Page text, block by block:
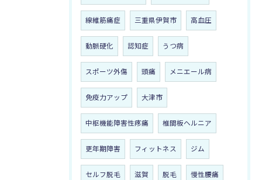
線維筋痛症 三重県伊賀市 高血圧
動脈硬化 認知症 うつ病
スポーツ外傷 頭痛 メニエール病
免疫力アップ 大津市
中枢機能障害性疼痛 椎間板ヘルニア
更年期障害 フィットネス ジム
セルフ脱毛 滋賀 脱毛 慢性腰痛